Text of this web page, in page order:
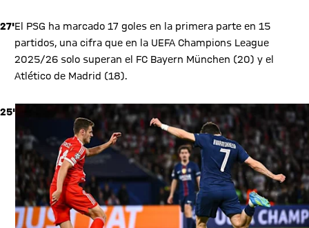
27'El PSG ha marcado 17 goles en la primera parte en 15
partidos, una cifra que en la UEFA Champions League
2025/26 solo superan el FC Bayern München (20) y el
Atlético de Madrid (18).
25'